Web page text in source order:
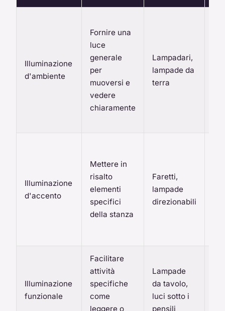
Illuminazione
d'ambiente
Fornire una
luce
generale
per
muoversi e
vedere
chiaramente
Lampadari,
lampade da
terra
Illuminazione
d'accento
Mettere in
risalto
elementi
specifici
della stanza
Faretti,
lampade
direzionabili
Illuminazione
funzionale
Facilitare
attività
specifiche
come
leggere o
Lampade
da tavolo,
luci sotto i
pensili